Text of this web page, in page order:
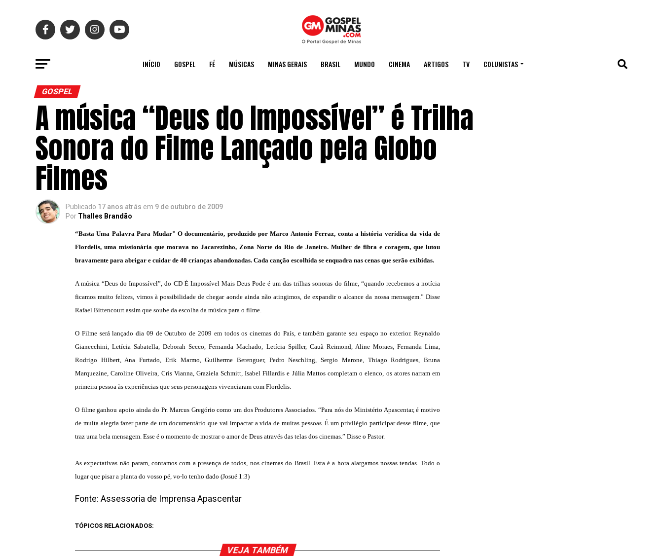
INÍCIO GOSPEL FÉ MÚSICAS MINAS GERAIS BRASIL MUNDO CINEMA ARTIGOS TV COLUNISTAS
GOSPEL
A música “Deus do Impossível” é Trilha
Sonora do Filme Lançado pela Globo
Filmes
Publicado 17 anos atrás em 9 de outubro de 2009
Por Thalles Brandão
“Basta Uma Palavra Para Mudar" O documentário, produzido por Marco Antonio Ferraz, conta a história verídica da vida de
Flordelis, uma missionária que morava no Jacarezinho, Zona Norte do Rio de Janeiro. Mulher de fibra e coragem, que lutou
bravamente para abrigar e cuidar de 40 crianças abandonadas. Cada canção escolhida se enquadra nas cenas que serão exibidas.
A música “Deus do Impossível”, do CD É Impossível Mais Deus Pode é um das trilhas sonoras do filme, “quando recebemos a notícia
ficamos muito felizes, vimos à possibilidade de chegar aonde ainda não atingimos, de expandir o alcance da nossa mensagem.” Disse
Rafael Bittencourt assim que soube da escolha da música para o filme.
O Filme será lançado dia 09 de Outubro de 2009 em todos os cinemas do País, e também garante seu espaço no exterior. Reynaldo
Gianecchini, Letícia Sabatella, Deborah Secco, Fernanda Machado, Letícia Spiller, Cauã Reimond, Aline Moraes, Fernanda Lima,
Rodrigo Hilbert, Ana Furtado, Erik Marmo, Guilherme Berenguer, Pedro Neschling, Sergio Marone, Thiago Rodrigues, Bruna
Marquezine, Caroline Oliveira, Cris Vianna, Graziela Schmitt, Isabel Fillardis e Júlia Mattos completam o elenco, os atores narram em
primeira pessoa às experiências que seus personagens vivenciaram com Flordelis.
O filme ganhou apoio ainda do Pr. Marcus Gregório como um dos Produtores Associados. “Para nós do Ministério Apascentar, é motivo
de muita alegria fazer parte de um documentário que vai impactar a vida de muitas pessoas. É um privilégio participar desse filme, que
traz uma bela mensagem. Esse é o momento de mostrar o amor de Deus através das telas dos cinemas.” Disse o Pastor.
As expectativas não param, contamos com a presença de todos, nos cinemas do Brasil. Esta é a hora alargamos nossas tendas. Todo o
lugar que pisar a planta do vosso pé, vo-lo tenho dado (Josué 1:3)
Fonte: Assessoria de Imprensa Apascentar
TÓPICOS RELACIONADOS:
VEJA TAMBÉM